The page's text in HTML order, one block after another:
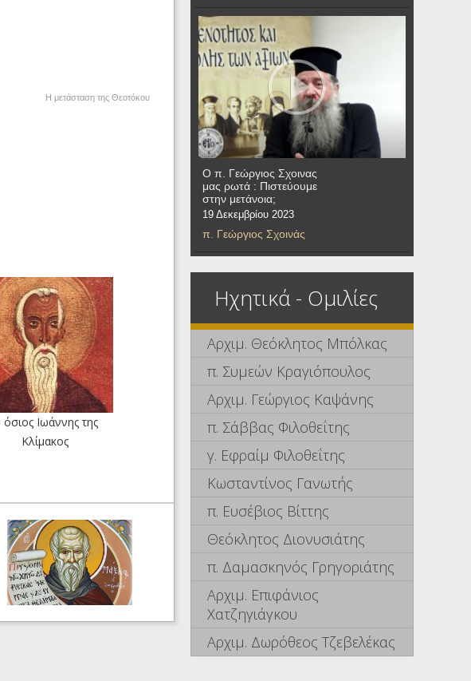
Η μετάσταση της Θεοτόκου
Ιωάννης της
Κλίμακος
Ο π. Γεώργιος Σχοινας
μας ρωτά : Πιστεύουμε
στην μετάνοια;
19 Δεκεμβρίου 2023
π. Γεώργιος Σχοινάς
Ηχητικά - Ομιλίες
Αρχιμ. Θεόκλητος Μπόλκας
π. Συμεών Κραγιόπουλος
Αρχιμ. Γεώργιος Καψάνης
π. Σάββας Φιλοθεΐτης
γ. Εφραίμ Φιλοθεΐτης
Κωσταντίνος Γανωτής
π. Ευσέβιος Βίττης
Θεόκλητος Διονυσιάτης
π. Δαμασκηνός Γρηγοριάτης
Αρχιμ. Επιφάνιος
Χατζηγιάγκου
Αρχιμ. Δωρόθεος Τζεβελέκας